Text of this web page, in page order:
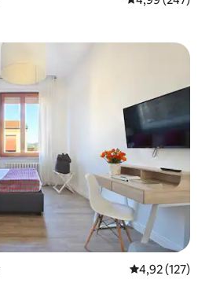
Průměrné
4,92 (127)